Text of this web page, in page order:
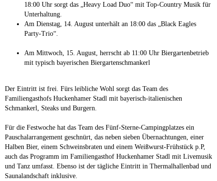
18:00 Uhr sorgt das „Heavy Load Duo“ mit Top-Country Musik für
Unterhaltung.
Am Dienstag, 14. August unterhält an 18:00 das „Black Eagles
Party-Trio“.
Am Mittwoch, 15. August, herrscht ab 11:00 Uhr Biergartenbetrieb
mit typisch bayerischen Biergartenschmankerl
Der Eintritt ist frei. Fürs leibliche Wohl sorgt das Team des
Familiengasthofs Huckenhamer Stadl mit bayerisch-italienischen
Schmankerl, Steaks und Burgern.
Für die Festwoche hat das Team des Fünf-Sterne-Campingplatzes ein
Pauschalarrangement geschnürt, das neben sieben Übernachtungen, einer
Halben Bier, einem Schweinsbraten und einem Weißwurst-Frühstück p.P,
auch das Programm im Familiengasthof Huckenhamer Stadl mit Livemusik
und Tanz umfasst. Ebenso ist der tägliche Eintritt in Thermalhallenbad und
Saunalandschaft inklusive.